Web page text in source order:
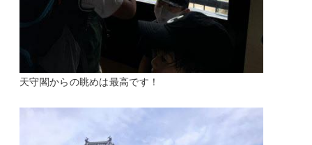
天守閣からの眺めは最高です！